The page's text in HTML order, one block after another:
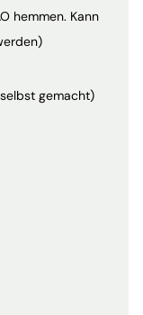
hemmen. Kann
gemacht)